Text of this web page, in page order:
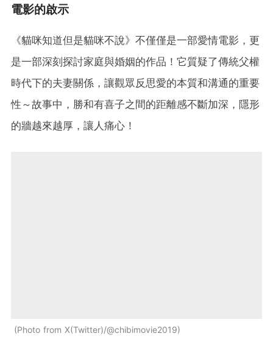
電影的啟示
《貓咪知道但是貓咪不說》不僅僅是一部愛情電影，更
是一部深刻探討家庭與婚姻的作品！它質疑了傳統父權
時代下的夫妻關係，讓觀眾反思愛的本質和溝通的重要
性～故事中，勝和有喜子之間的距離感不斷加深，隱形
的牆越來越厚，讓人痛心！
Photo from X(Twitter)/@chibimovie2019